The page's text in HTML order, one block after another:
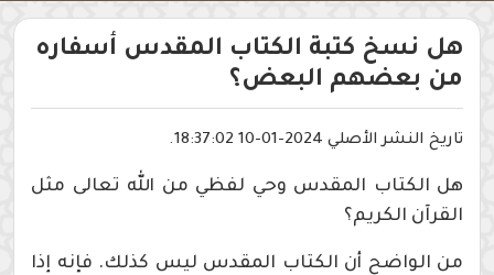
هل نسخ كتبة الكتاب المقدس أسفاره
من بعضهم البعض؟
تاريخ النشر الأصلي 2024-01-10 18:37:02.
هل الكتاب المقدس وحي لفظي من الله تعالى مثل
القرآن الكريم؟
من الواضح أن الكتاب المقدس ليس كذلك. فإنه إذا